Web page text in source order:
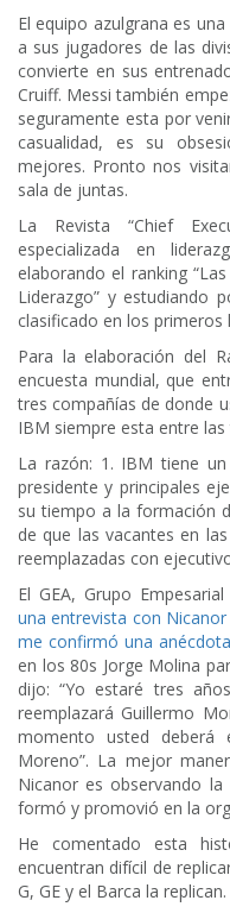
El equipo azulgrana es
a sus jugadores de las
convierte en sus
Cruiff. Messi también
seguramente esta por
casualidad, es su
mejores. Pronto nos
sala de juntas.
La Revista “Chief
especializada en
elaborando el ranking
Liderazgo” y estudiando
clasificado en los primeros
Para la elaboración del
encuesta mundial, que
tres compañías de donde
IBM siempre esta entre
La razón: 1. IBM tiene un
presidente y principales
su tiempo a la formación
de que las vacantes en
reemplazadas con
El GEA, Grupo
una entrevista con
me confirmó una
en los 80s Jorge Molina
dijo: “Yo estaré tres
reemplazará Guillermo
momento usted deberá
Moreno”. La mejor
Nicanor es observando
formó y promovió en la
He comentado esta
encuentran difícil de
G, GE y el Barca la replican.